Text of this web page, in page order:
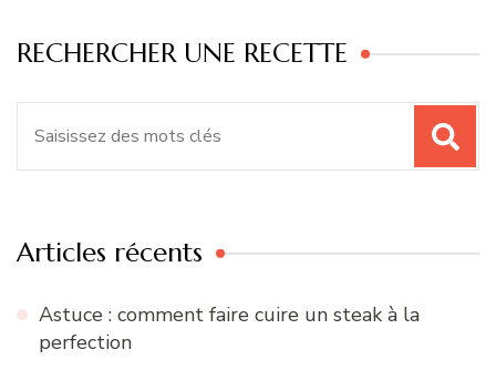
RECHERCHER UNE RECETTE
Articles récents
Astuce : comment faire cuire un steak à la
perfection